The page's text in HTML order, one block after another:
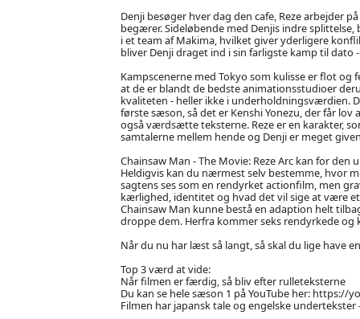
Denji besøger hver dag den cafe, Reze arbejder
begærer. Sideløbende med Denjis indre
i et team af Makima, hvilket giver yderligere
bliver Denji draget ind i sin farligste kamp til dato
Kampscenerne med Tokyo som kulisse er flot
at de er blandt de bedste animationsstudioer
kvaliteten - heller ikke i underholdningsværdien.
første sæson, så det er Kenshi Yonezu, der får
også værdsætte teksterne. Reze er en karakter,
samtalerne mellem hende og Denji er meget
Chainsaw Man - The Movie: Reze Arc kan for
Heldigvis kan du nærmest selv bestemme, hvor
sagtens ses som en rendyrket actionfilm, men
kærlighed, identitet og hvad det vil sige at være
Chainsaw Man kunne bestå en adaption helt
droppe dem. Herfra kommer seks rendyrkede
Når du nu har læst så langt, så skal du lige have
Top 3 værd at vide:
Når filmen er færdig, så bliv efter rulleteksterne
Du kan se hele sæson 1 på YouTube her: https://
Filmen har japansk tale og engelske